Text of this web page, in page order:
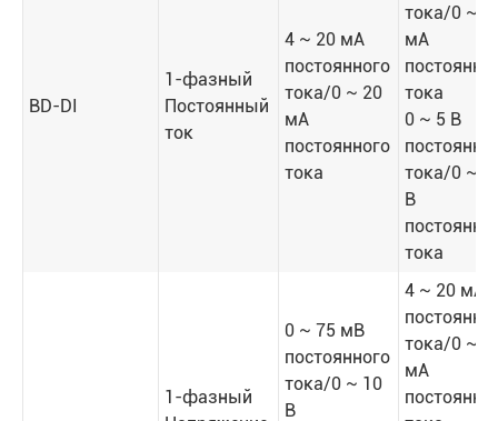
BD-DI
1-фазный
Постоянный
ток
4 ~ 20 мА
постоянного
тока/0 ~ 20
мА
постоянного
тока
тока/0 ~
мА
тока
0 ~ 5 В
тока/0 ~
В
тока
1-фазный
0 ~ 75 мВ
постоянного
тока/0 ~ 10
В
4 ~ 20 мА
тока/0 ~
мА